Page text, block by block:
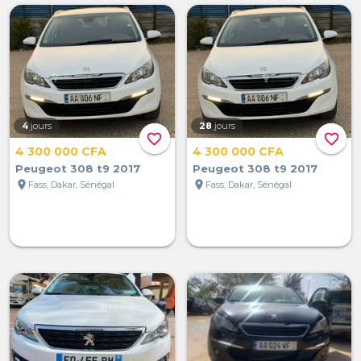
favorite_border
4 jours
4 300 000 CFA
Peugeot 308 t9 2017
location_on Fass, Dakar, Sénégal
favorite_border
28 jours
4 300 000 CFA
Peugeot 308 t9 2017
location_on Fass, Dakar, Sénégal